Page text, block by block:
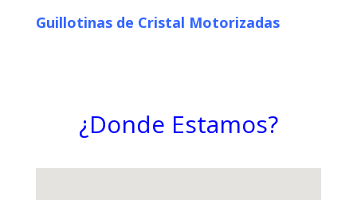
Guillotinas de Cristal Motorizadas
¿Donde Estamos?